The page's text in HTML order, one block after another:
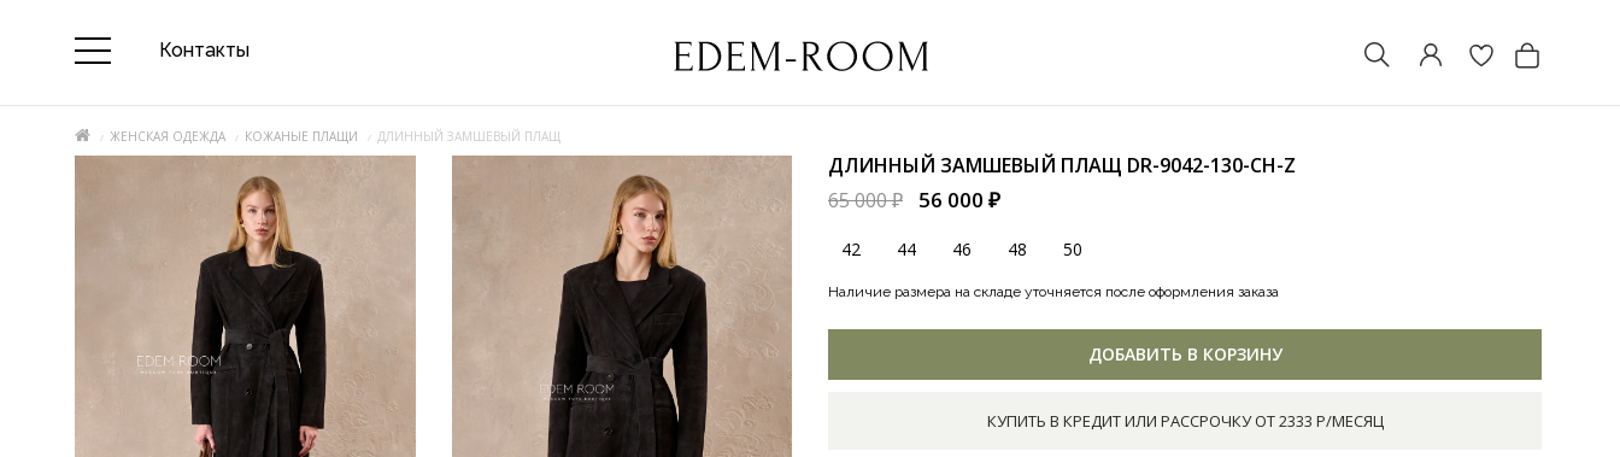
Контакты
ЖЕНСКАЯ ОДЕЖДА КОЖАНЫЕ ПЛАЩИ ДЛИННЫЙ ЗАМШЕВЫЙ ПЛАЩ
ДЛИННЫЙ ЗАМШЕВЫЙ ПЛАЩ DR-9042-130-CH-Z
65 000 ₽
56 000 ₽
42 44 46 48 50
Наличие размера на складе уточняется после оформления заказа
ДОБАВИТЬ В КОРЗИНУ
КУПИТЬ В КРЕДИТ ИЛИ РАССРОЧКУ ОТ 2333 Р/МЕСЯЦ